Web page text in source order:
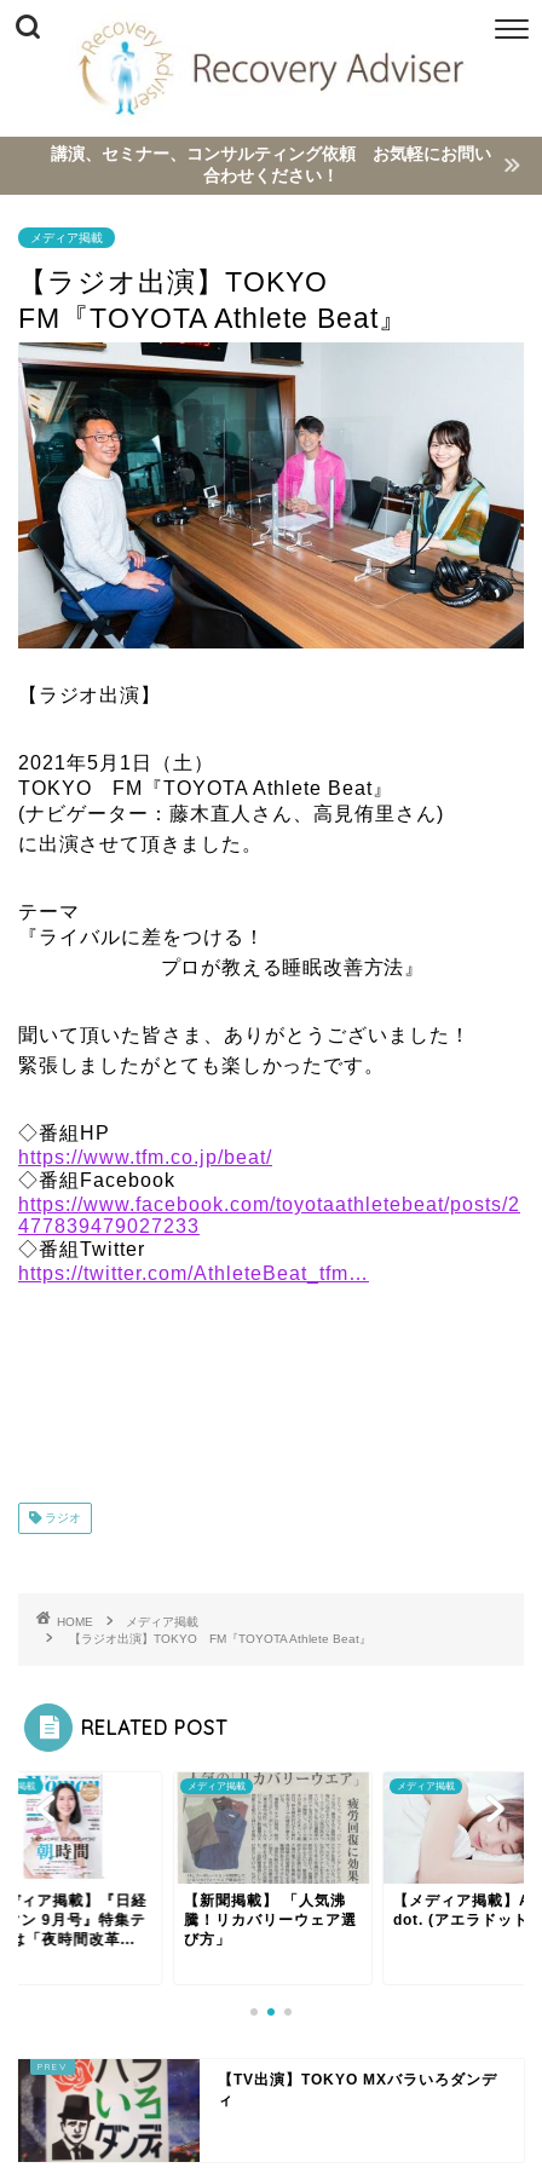
講演、セミナー、コンサルティング依頼 お気軽にお問い
合わせください！
メディア掲載
【ラジオ出演】TOKYO
FM『TOYOTA Athlete Beat』
【ラジオ出演】
2021年5月1日（土）
TOKYO FM『TOYOTA Athlete Beat』
(ナビゲーター：藤木直人さん、高見侑里さん)
に出演させて頂きました。
テーマ
『ライバルに差をつける！
プロが教える睡眠改善方法』
聞いて頂いた皆さま、ありがとうございました！
緊張しましたがとても楽しかったです。
◇番組HP
https://www.tfm.co.jp/beat/
◇番組Facebook
https://www.facebook.com/toyotaathletebeat/posts/2
477839479027233
◇番組Twitter
https://twitter.com/AthleteBeat_tfm…
ラジオ
HOME
メディア掲載
【ラジオ出演】TOKYO FM『TOYOTA Athlete Beat』
RELATED POST
ア掲載
ディア掲載】『日経
マン 9月号』特集テ
は「夜時間改革...
メディア掲載
【新聞掲載】 「人気沸
騰！リカバリーウェア選
び方」
メディア掲載
【メディア掲載】
dot. (アエラドット)
【TV出演】TOKYO MXバラいろダンデ
ィ